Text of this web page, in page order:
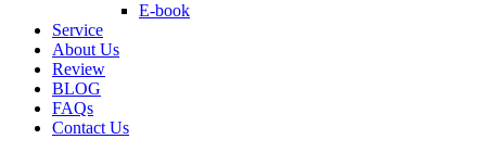
E-book
Service
About Us
Review
BLOG
FAQs
Contact Us